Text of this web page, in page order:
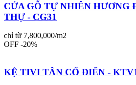
CỬA GỖ TỰ NHIÊN HƯƠNG
THỰ - CG31
chỉ từ 7,800,000/m2
OFF -20%
KỆ TIVI TÂN CỔ ĐIỂN -